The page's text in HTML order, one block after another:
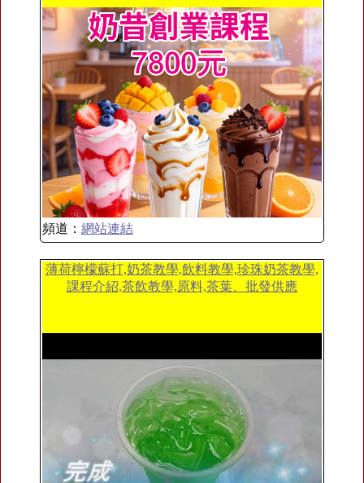
頻道： 網站連結
薄荷檸檬蘇打,奶茶教學,飲料教學,珍珠奶茶教學,
課程介紹,茶飲教學,原料,茶葉、批發供應